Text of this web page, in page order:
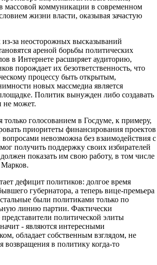
массовой коммуникации в современном
жизни власти, оказывая зачастую
за неосторожных высказываний
ареной борьбы политических
в Интернете расширяет аудиторию,
порождает их безответственность, что
процессу быть открытым,
новых массмедиа является
Политик вынужден либо создавать
не может.
голосованием в Госдуме, к примеру,
приоритеты финансирования проектов
невозможна без взаимодействия с
получить поддержку своих избирателей
показать им свою работу, в том числе
Марков.
дефицит политиков: долгое время
губернатора, а теперь вице-премьера
были политиками только по
линию партии. Фактически
политической элиты
- являются интересными
обладает собственным взглядом, не
в политику когда-то